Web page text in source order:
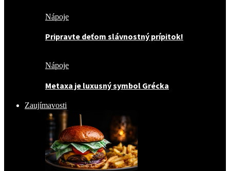
Nápoje
Pripravte deťom slávnostný prípitok!
Nápoje
Metaxa je luxusný symbol Grécka
Zaujímavosti